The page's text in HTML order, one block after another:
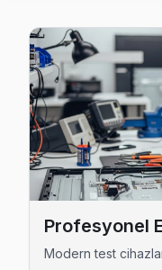
Dumlupınar
Pendik TV
Emirli Hisense
Hisense marka
Pendik Hisense
Hisense TV
Ertuğrul Gazi
Profesyonel
Modern test